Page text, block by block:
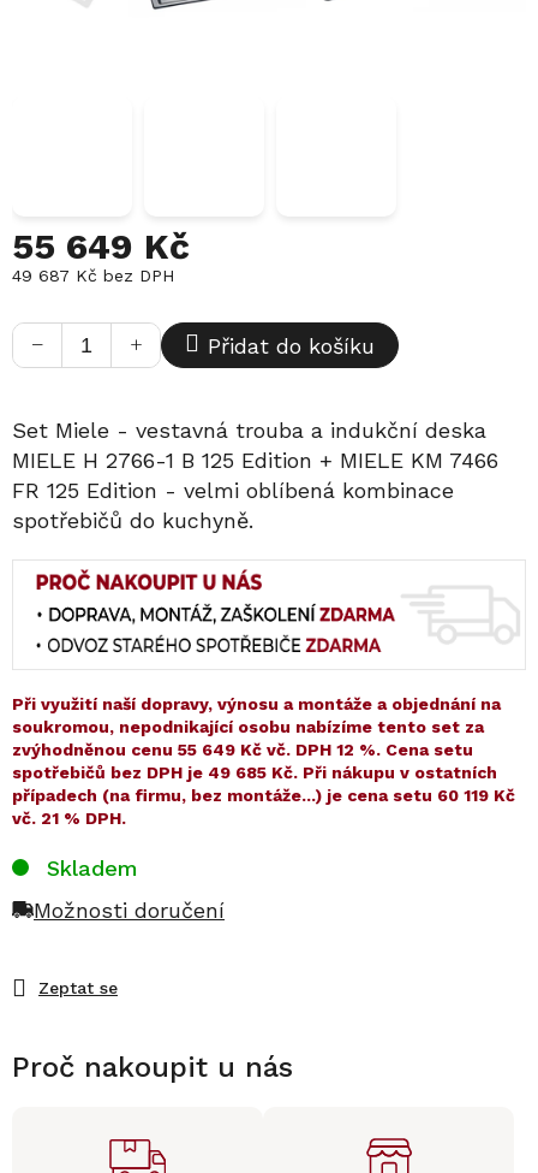
55 649 Kč
49 687 Kč bez DPH
cena:
+
− Přidat do košíku
Set Miele - vestavná trouba a indukční deska
MIELE H 2766-1 B 125 Edition + MIELE KM 7466
FR 125 Edition - velmi oblíbená kombinace
spotřebičů do kuchyně.
Zeptat se
Skladem
Možnosti doručení
Při využití naší dopravy, výnosu a montáže a objednání na
soukromou, nepodnikající osobu nabízíme tento set za
zvýhodněnou cenu 55 649 Kč vč. DPH 12 %. Cena setu
spotřebičů bez DPH je 49 685 Kč. Při nákupu v ostatních
případech (na firmu, bez montáže...) je cena setu 60 119 Kč
vč. 21 % DPH.
Proč nakoupit u nás